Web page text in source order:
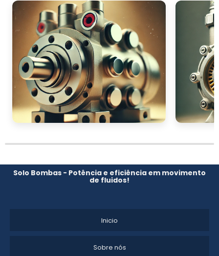
Solo Bombas - Potência e eficiência em movimento
de fluidos!
Inicio
Sobre nós